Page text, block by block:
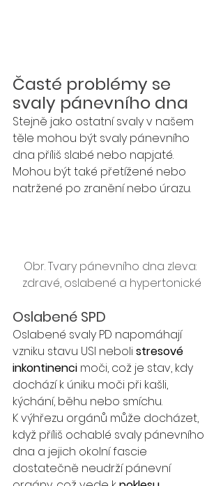
Časté problémy se
svaly pánevního dna
Stejně jako ostatní svaly v našem
těle mohou být svaly pánevního
dna příliš slabé nebo napjaté.
Mohou být také přetížené nebo
natržené po zranění nebo úrazu.
Obr. Tvary pánevního dna zleva:
zdravé, oslabené a hypertonické
Oslabené SPD
Oslabené svaly PD napomáhají
vzniku stavu USI neboli stresové
inkontinenci moči, což je stav, kdy
dochází k úniku moči při kašli,
kýchání, běhu nebo smíchu.
K výhřezu orgánů může docházet,
když příliš ochablé svaly pánevního
dna a jejich okolní fascie
dostatečně neudrží pánevní